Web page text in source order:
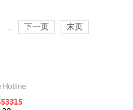
... 下一页 末页